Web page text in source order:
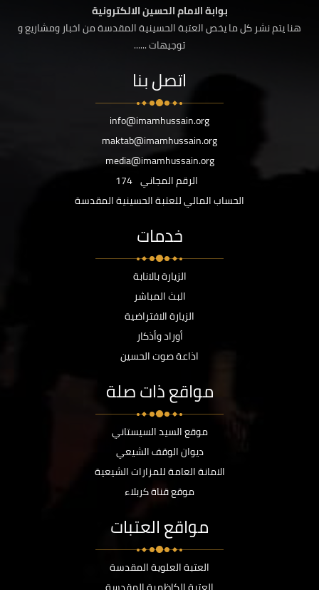
بوابة الامام الحسين الالكترونية
هنا يتم نشر كل ما يخص العتبة الحسينية المقدسة من اخبار ومشاريع و
توجيهات ......
اتصل بنا
info@imamhussain.org
maktab@imamhussain.org
media@imamhussain.org
الرقم المجاني 174
الحساب المالي للعتبة الحسينية المقدسة
خدمات
الزيارة بالانابة
البث المباشر
الزيارة الافتراضية
أوراد وأذكار
اذاعة صوت الحسين
مواقع ذات صلة
موقع السيد السيستاني
ديوان الوقف الشيعي
الامانة العامة للمزارات الشيعية
موقع قناة كربلاء
مواقع العتبات
العتبة العلوية المقدسة